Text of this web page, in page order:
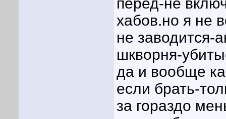
перед-не
хабов.но я не
не заводится-
шкворня-
да и вообще
если брать-
за гораздо